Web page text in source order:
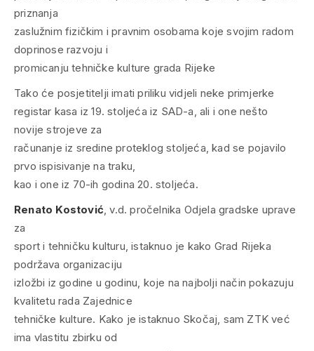
priznanja
zaslužnim fizičkim i pravnim osobama koje svojim radom
doprinose razvoju i
promicanju tehničke kulture grada Rijeke
Tako će posjetitelji imati priliku vidjeli neke primjerke
registar kasa iz 19. stoljeća iz SAD-a, ali i one nešto
novije strojeve za
računanje iz sredine proteklog stoljeća, kad se pojavilo
prvo ispisivanje na traku,
kao i one iz 70-ih godina 20. stoljeća.
Renato Kostović , v.d. pročelnika Odjela gradske uprave
za
sport i tehničku kulturu, istaknuo je kako Grad Rijeka
podržava organizaciju
izložbi iz godine u godinu, koje na najbolji način pokazuju
kvalitetu rada Zajednice
tehničke kulture. Kako je istaknuo Skočaj, sam ZTK već
ima vlastitu zbirku od